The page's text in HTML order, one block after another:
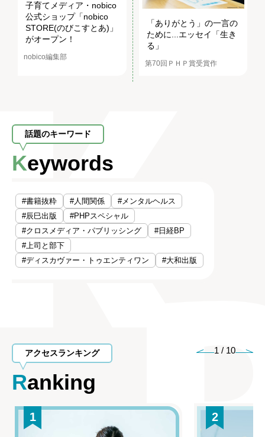
子育てメディア・nobico
公式ショップ「nobico
STORE(のびこすとあ)」
がオープン！
nobico編集部
「ありがとう」の一言の
ために...エッセイ「生き
る」
第70回ＰＨＰ賞受賞作
話題のキーワード
Keywords
#書籍抜粋 #人間関係
#メンタルヘルス
#辰巳出版
#PHPスペシャル
#クロスメディア・パブリッシング
#日経BP
#上司と部下
#ディスカヴァー・トゥエンティワン
#大和出版
アクセスランキング
Ranking
1 / 10
1 2